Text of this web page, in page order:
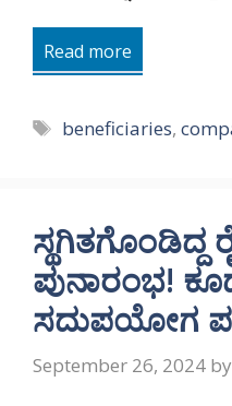
Read more
Tags
beneficiaries,
ಪುನಾರಂಭ!
ಸದುಪಯೋಗ
September 26, 2024 by